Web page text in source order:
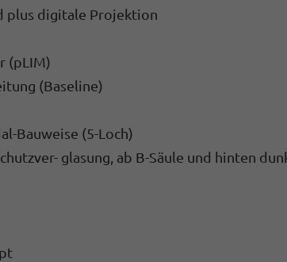
plus digitale Projektion
(pLIM)
(Baseline)
Bauweise (5-Loch)
glasung, ab B-Säule und hinten